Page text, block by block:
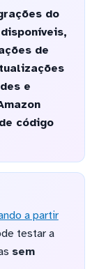
do
de
e
código
a partir
testar a
sem